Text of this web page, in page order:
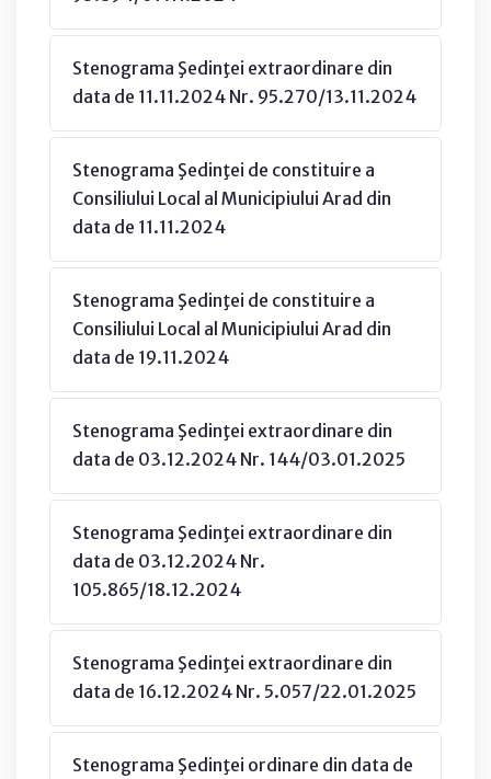
Stenograma Şedinţei extraordinare din
data de 11.11.2024 Nr. 95.270/13.11.2024
Stenograma Şedinţei de constituire a
Consiliului Local al Municipiului Arad din
data de 11.11.2024
Stenograma Şedinţei de constituire a
Consiliului Local al Municipiului Arad din
data de 19.11.2024
Stenograma Şedinţei extraordinare din
data de 03.12.2024 Nr. 144/03.01.2025
Stenograma Şedinţei extraordinare din
data de 03.12.2024 Nr.
105.865/18.12.2024
Stenograma Şedinţei extraordinare din
data de 16.12.2024 Nr. 5.057/22.01.2025
Stenograma Şedinţei ordinare din data de